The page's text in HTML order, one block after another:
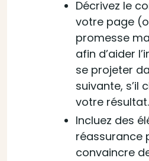
Décrivez le
votre page
promesse
afin d’aider
se projeter
suivante, s’il
votre résultat.
Incluez des
réassurance
convaincre